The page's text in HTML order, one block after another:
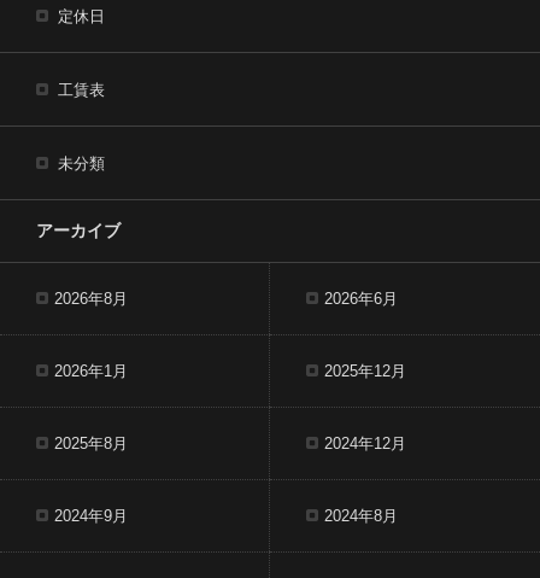
定休日
工賃表
未分類
アーカイブ
2026年8月 2026年6月
2026年1月 2025年12月
2025年8月 2024年12月
2024年9月 2024年8月